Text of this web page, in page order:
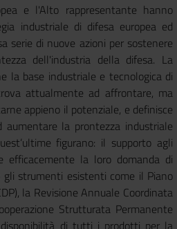
e l'Alto rappresentante hanno
industriale di difesa europea ed
serie di nuove azioni per sostenere
dell'industria della difesa. La
la base industriale e tecnologica di
attualmente ad affrontare, ma
appieno il potenziale, e definisce
la prontezza industriale
figurano: il supporto agli
efficacemente la loro domanda di
strumenti esistenti come il Piano
la Revisione Annuale Coordinata
Strutturata Permanente
disponibilità di tutti i prodotti per la